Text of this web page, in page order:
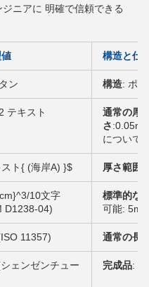
ニアに 明確で信頼できる
構造と仕
ン 構造: ポ
テキスト
通常の厚
さ
について
ト{ (海岸A) }$ 厚さ範囲
10文字
D1238-04)
標準的な
可能:
11357) 通常の長
ェンゼンチュー
完成品: